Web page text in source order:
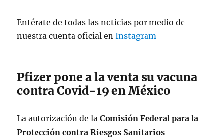
pic.twitter.com/ZSgGdjGW6w
— OPS/OMS (@opsoms)December 19,
Entérate de todas las noticias por medio de
nuestra cuenta oficial enInstagram
Pfizer pone a la venta su vacuna
contra Covid-19 en México
La autorización de laComisión Federal para la
Protección contra Riesgos Sanitarios